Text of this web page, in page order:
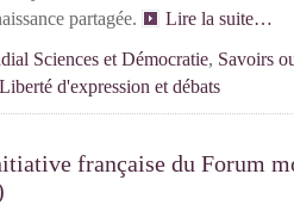
partagée.
Lire la suite…
Sciences et Démocratie, Savoirs
Liberté d'expression et débats
française du Forum